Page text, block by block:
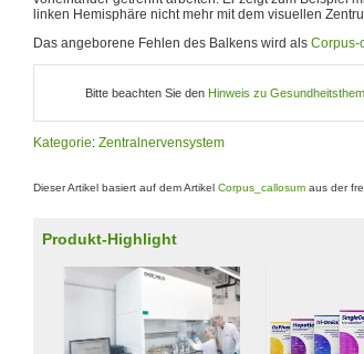
linken Hemisphäre nicht mehr mit dem visuellen
Das angeborene Fehlen des Balkens wird als Corpus-
Bitte beachten Sie den Hinweis zu
Kategorie: Zentralnervensystem
Dieser Artikel basiert auf dem Artikel Corpus_callosum aus der
Produkt-Highlight